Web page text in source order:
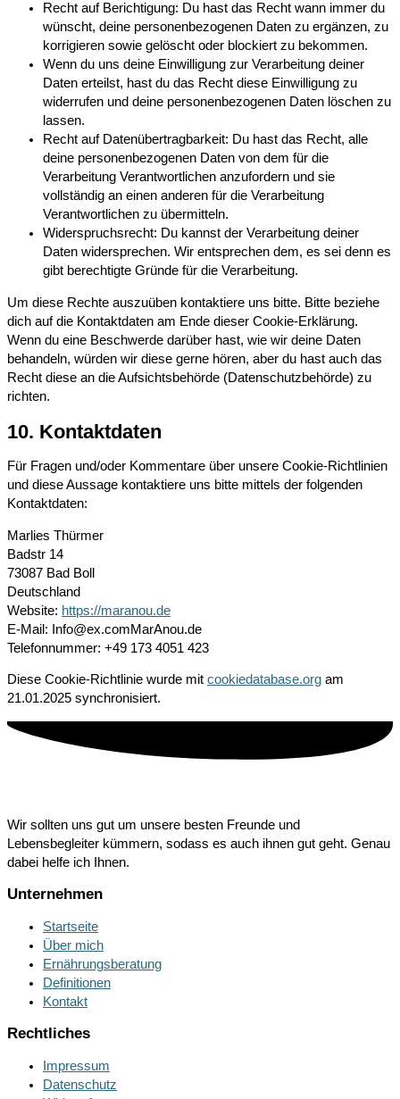
Recht auf Berichtigung: Du hast das Recht wann immer du
wünscht, deine personenbezogenen Daten zu ergänzen, zu
korrigieren sowie gelöscht oder blockiert zu bekommen.
Wenn du uns deine Einwilligung zur Verarbeitung deiner
Daten erteilst, hast du das Recht diese Einwilligung zu
widerrufen und deine personenbezogenen Daten löschen zu
lassen.
Recht auf Datenübertragbarkeit: Du hast das Recht, alle
deine personenbezogenen Daten von dem für die
Verarbeitung Verantwortlichen anzufordern und sie
vollständig an einen anderen für die Verarbeitung
Verantwortlichen zu übermitteln.
Widerspruchsrecht: Du kannst der Verarbeitung deiner
Daten widersprechen. Wir entsprechen dem, es sei denn es
gibt berechtigte Gründe für die Verarbeitung.
Um diese Rechte auszuüben kontaktiere uns bitte. Bitte beziehe
dich auf die Kontaktdaten am Ende dieser Cookie-Erklärung.
Wenn du eine Beschwerde darüber hast, wie wir deine Daten
behandeln, würden wir diese gerne hören, aber du hast auch das
Recht diese an die Aufsichtsbehörde (Datenschutzbehörde) zu
richten.
10. Kontaktdaten
Für Fragen und/oder Kommentare über unsere Cookie-Richtlinien
und diese Aussage kontaktiere uns bitte mittels der folgenden
Kontaktdaten:
Marlies Thürmer
Badstr 14
73087 Bad Boll
Deutschland
Website: https://maranou.de
E-Mail:
Info@ex.comMarAnou.de
Telefonnummer: +49 173 4051 423
Diese Cookie-Richtlinie wurde mit cookiedatabase.org am
21.01.2025 synchronisiert.
Wir sollten uns gut um unsere besten Freunde und
Lebensbegleiter kümmern, sodass es auch ihnen gut geht. Genau
dabei helfe ich Ihnen.
Unternehmen
Startseite
Über mich
Ernährungsberatung
Definitionen
Kontakt
Rechtliches
Impressum
Datenschutz